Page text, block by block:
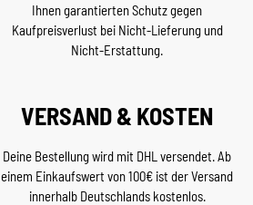
Ihnen garantierten Schutz gegen
Kaufpreisverlust bei Nicht-Lieferung und
Nicht-Erstattung.
VERSAND & KOSTEN
Deine Bestellung wird mit DHL versendet. Ab
einem Einkaufswert von 100€ ist der Versand
innerhalb Deutschlands kostenlos.